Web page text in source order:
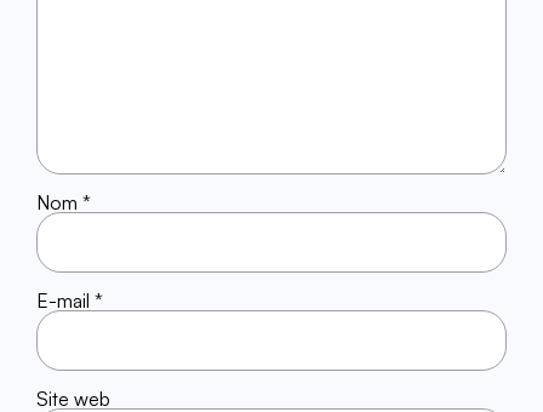
Nom *
E-mail *
Site web